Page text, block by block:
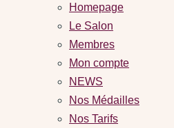
Homepage
Le Salon
Membres
Mon compte
NEWS
Nos Médailles
Nos Tarifs